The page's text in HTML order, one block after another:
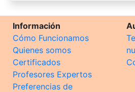
Información
Cómo Funcionamos
Quienes somos
Certificados
Profesores Expertos
Preferencias de